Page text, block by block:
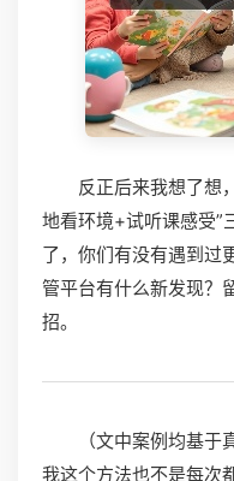
反正后来我想了想
地看环境+试听课感受”
了，你们有没有遇到过
管平台有什么新发现？
招。
（文中案例均基于
我这个方法也不是每次